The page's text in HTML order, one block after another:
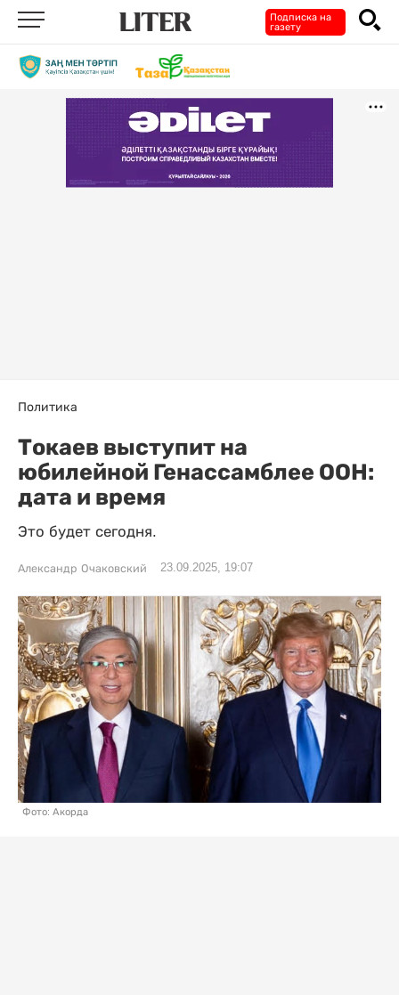
Подписка на
газету
Политика
Токаев выступит на
юбилейной Генассамблее ООН:
дата и время
Это будет сегодня.
Александр Очаковский 23.09.2025, 19:07
Фото: Акорда